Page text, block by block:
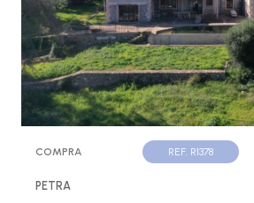
COMPRA REF. R1378
PETRA